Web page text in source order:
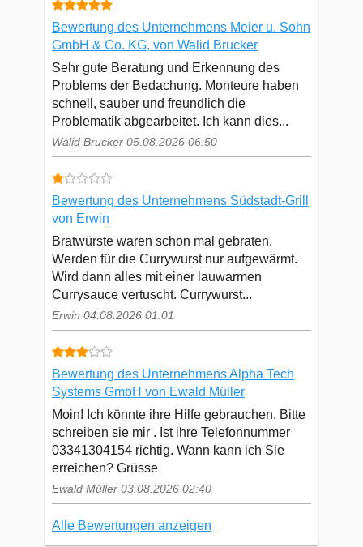
Bewertung des Unternehmens Meier u. Sohn
GmbH & Co. KG, von Walid Brucker
Sehr gute Beratung und Erkennung des
Problems der Bedachung. Monteure haben
schnell, sauber und freundlich die
Problematik abgearbeitet. Ich kann dies...
Walid Brucker 05.08.2026 06:50
Bewertung des Unternehmens Südstadt-Grill
von Erwin
Bratwürste waren schon mal gebraten.
Werden für die Currywurst nur aufgewärmt.
Wird dann alles mit einer lauwarmen
Currysauce vertuscht. Currywurst...
Erwin 04.08.2026 01:01
Bewertung des Unternehmens Alpha Tech
Systems GmbH von Ewald Müller
Moin! Ich könnte ihre Hilfe gebrauchen. Bitte
schreiben sie mir . Ist ihre Telefonnummer
03341304154 richtig. Wann kann ich Sie
erreichen? Grüsse
Ewald Müller 03.08.2026 02:40
Alle Bewertungen anzeigen